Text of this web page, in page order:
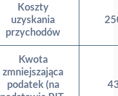
Koszty
uzyskania
przychodów
Kwota
zmniejszająca
podatek (na